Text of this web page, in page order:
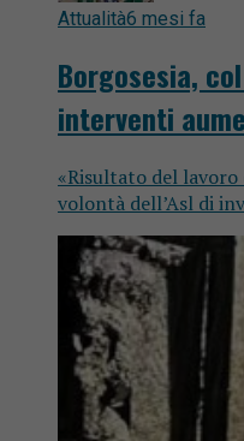
Attualità6 mesi fa
Borgosesia,
interventi
«Risultato del lavoro
volontà dell’Asl di